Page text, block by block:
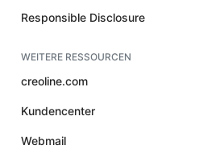
Responsible Disclosure
WEITERE RESSOURCEN
creoline.com
Kundencenter
Webmail